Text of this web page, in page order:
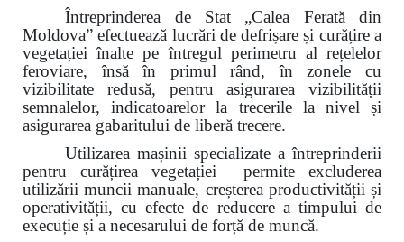
Întreprinderea de Stat „Calea Ferată din
Moldova” efectuează lucrări de defrișare și curățire a
vegetației înalte pe întregul perimetru al rețelelor
feroviare, însă în primul rând, în zonele cu
vizibilitate redusă, pentru asigurarea vizibilității
semnalelor, indicatoarelor la trecerile la nivel și
asigurarea gabaritului de liberă trecere.
Utilizarea mașinii specializate a întreprinderii
pentru curățirea vegetației permite excluderea
utilizării muncii manuale, creșterea productivității și
operativității, cu efecte de reducere a timpului de
execuție și a necesarului de forță de muncă.